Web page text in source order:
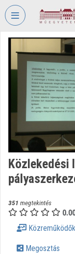
Fejléc kihagyása Menü
BUDAPESTI
MŰSZAKI
EGYETEM
Intézményi
Intézményi
Kategóriák
Közlekedési
351 megtekintés
Közreműködők
Megosztás